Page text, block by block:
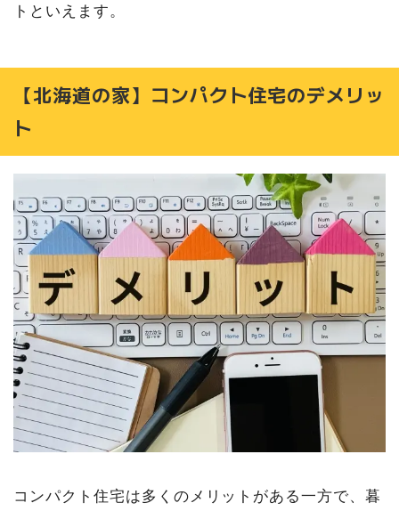
トといえます。
【北海道の家】コンパクト住宅のデメリッ
ト
コンパクト住宅は多くのメリットがある一方で、暮